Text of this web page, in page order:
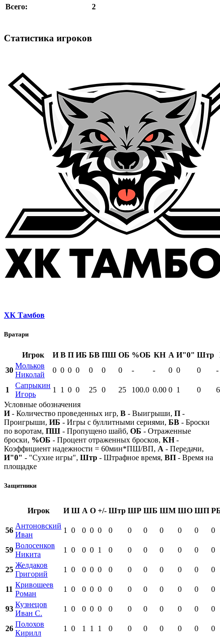
Всего: 2
Статистика игроков
ХК Тамбов
Вратари
Игрок И В П ИБ БВ ПШ ОБ %ОБ КН А И"0" Штр
30
Мольков
Николай
0 0 0 0 0 0 0 - - 0 0 0 -
1
Сапрыкин
Игорь
1 1 0 0 25 0 25 100.0 0.00 0 1 0
Условные обозначения
И- Количество проведенных игр, В - Выигрыши, П -
Проигрыши, ИБ - Игры с буллитными сериями, БВ - Броски
по воротам, ПШ - Пропущено шайб, ОБ - Отраженные
броски, %ОБ - Процент отраженных бросков, КН-
Коэффициент надежности = 60мин*ПШ/ВП, А - Передачи,
И"0" - "Сухие игры", Штр - Штрафное время, ВП - Время на
площадке
Защитники
Игрок И Ш А О +/- Штр ШР ШБ ШМ ШО ШП
56
Антоновский
Иван
1 0 0 0 0 0 0 0 0 0 0 0
59
Волосенков
Никита
1 0 0 0 1 0 0 0 0 0 0 0
25
Желдаков
Григорий
1 0 0 0 0 0 0 0 0 0 0 0
11
Кривошеев
Роман
1 0 0 0 0 0 0 0 0 0 0 0
93
Кузнецов
Иван С.
1 0 0 0 0 0 0 0 0 0 0 0
26
Полохов
Кирилл
1 0 1 1 1 0 0 0 0 0 0
0